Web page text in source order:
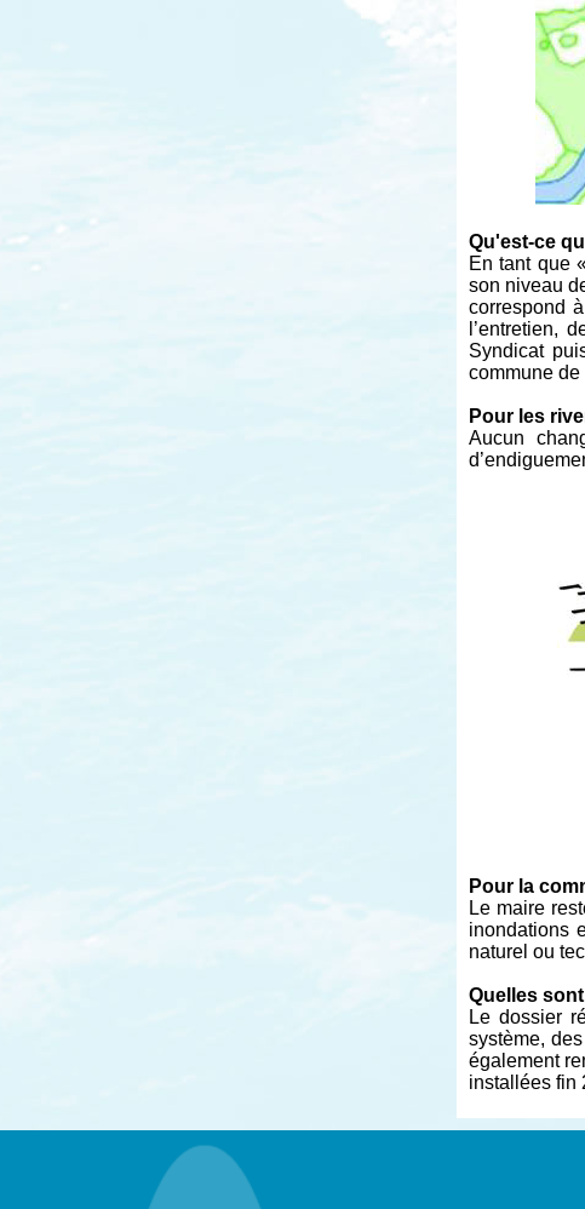
Qu'est-ce
En tant que
son niveau
correspond
l’entretien,
Syndicat
commune de
Pour les
Aucun
Pour la
Le maire
inondations
naturel ou
Quelles
Le dossier
système,
également
installées fin